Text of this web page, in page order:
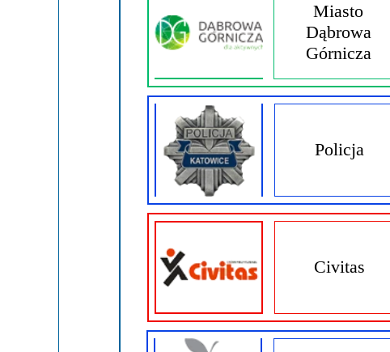
Miasto
Dąbrowa
Górnicza
Civitas
Policja